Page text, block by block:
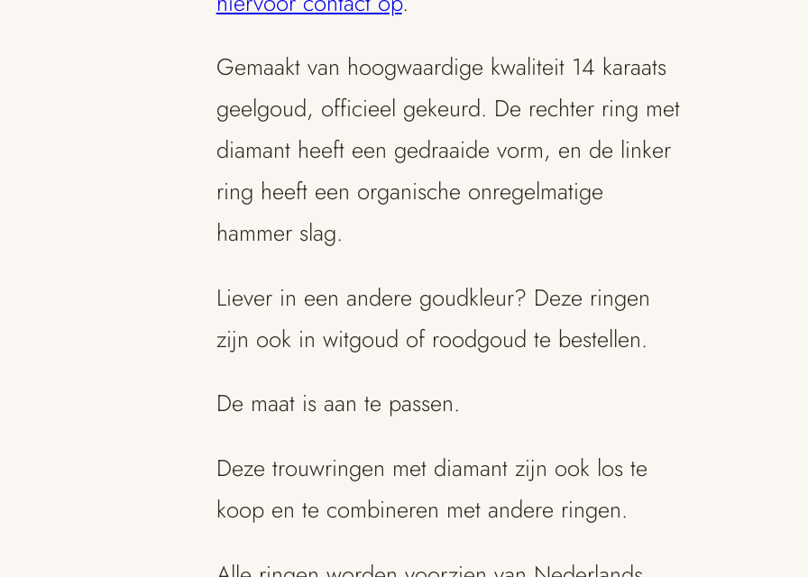
Gemaakt van hoogwaardige kwaliteit 14 karaats
geelgoud, officieel gekeurd. De rechter ring met
diamant heeft een gedraaide vorm, en de linker
ring heeft een organische onregelmatige
hammer slag.
Liever in een andere goudkleur? Deze ringen
zijn ook in witgoud of roodgoud te bestellen.
De maat is aan te passen.
Deze trouwringen met diamant zijn ook los te
koop en te combineren met andere ringen.